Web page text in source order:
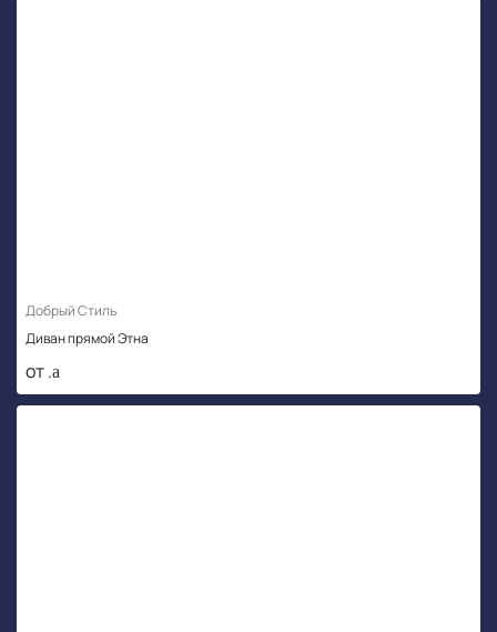
Добрый Стиль
Диван прямой Этна
от .